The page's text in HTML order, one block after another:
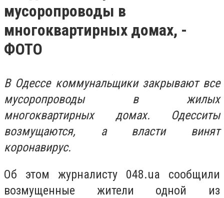
мусоропроводы в
многоквартирных домах, -
ФОТО
В Одессе коммунальщики закрывают все
мусоропроводы в жилых
многоквартирных домах. Одесситы
возмущаются, а власти винят
коронавирус.
Об этом журналисту 048.ua сообщили
возмущенные жители одной из